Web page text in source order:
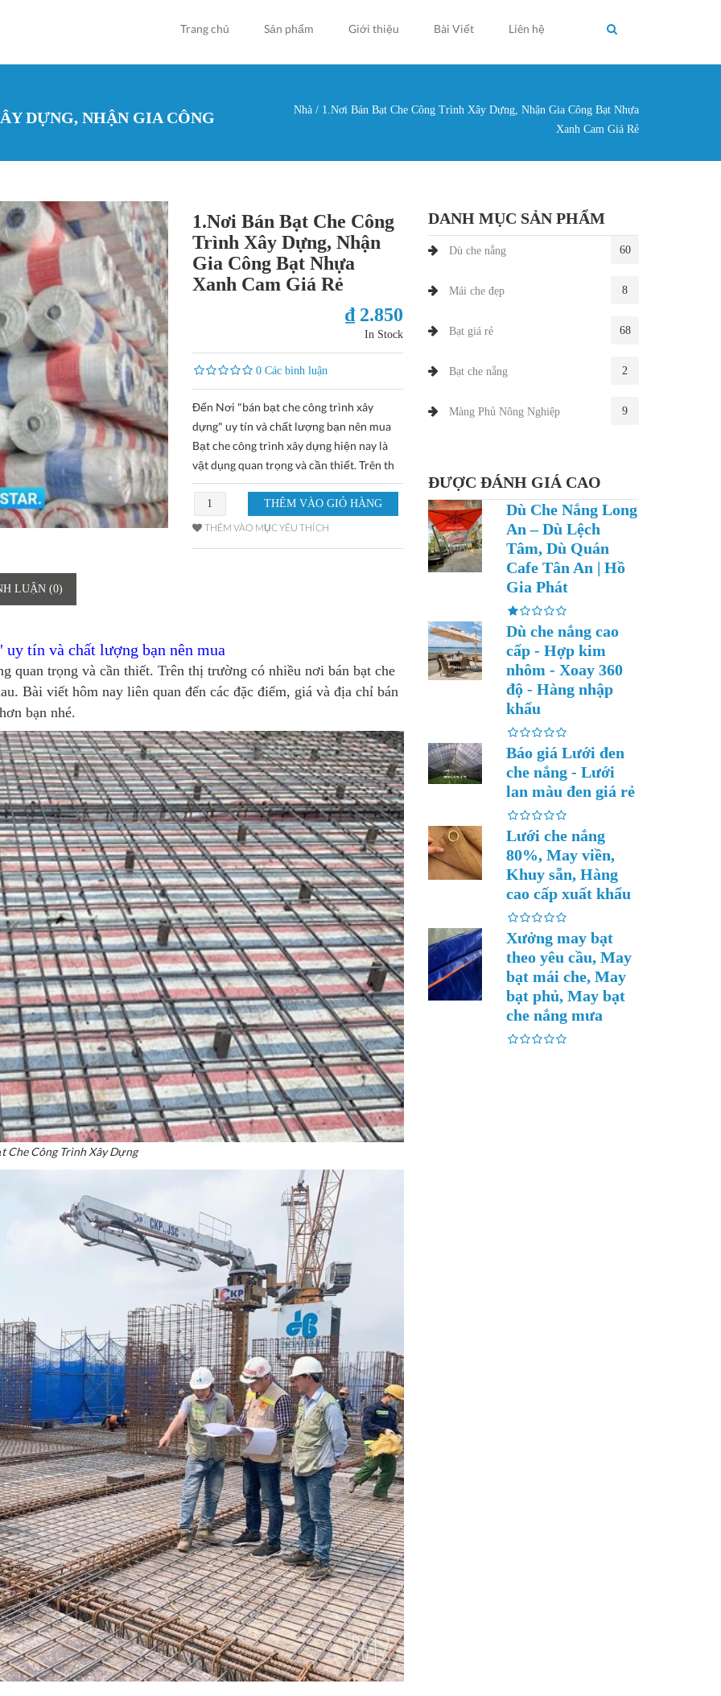
Trang chủ Sản phẩm Giới thiệu Bài Viết Liên hệ
DỰNG, NHẬN GIA CÔNG Nhà / 1.Nơi Bán Bạt Che Công Trình Xây Dựng, Nhận Gia Công Bạt Nhựa
Xanh Cam Giá Rẻ
1.Nơi Bán Bạt Che Công
Trình Xây Dựng, Nhận
Gia Công Bạt Nhựa
Xanh Cam Giá Rẻ
₫ 2.850
In Stock
0 Các bình luận
Đến Nơi "bán bạt che công trình xây
dựng" uy tín và chất lượng bạn nên mua
Bạt che công trình xây dựng hiện nay là
vật dụng quan trọng và cần thiết. Trên th
THÊM VÀO MỤC YÊU THÍCH
LUẬN (0)
tín và chất lượng bạn nên mua
quan trọng và cần thiết. Trên thị trường có nhiều nơi bán bạt che
Bài viết hôm nay liên quan đến các đặc điểm, giá và địa chỉ bán
bạn nhé.
Che Công Trình Xây Dựng
DANH MỤC SẢN PHẨM
Dù che nắng 60
Mái che đẹp 8
Bạt giá rẻ 68
Bạt che nắng 2
Màng Phủ Nông Nghiệp 9
ĐƯỢC ĐÁNH GIÁ CAO
Dù Che Nắng Long
An – Dù Lệch
Tâm, Dù Quán
Cafe Tân An | Hồ
Gia Phát
Dù che nắng cao
cấp - Hợp kim
nhôm - Xoay 360
độ - Hàng nhập
khẩu
Báo giá Lưới đen
che nắng - Lưới
lan màu đen giá rẻ
Lưới che nắng
80%, May viền,
Khuy sẵn, Hàng
cao cấp xuất khẩu
Xưởng may bạt
theo yêu cầu, May
bạt mái che, May
bạt phủ, May bạt
che nắng mưa